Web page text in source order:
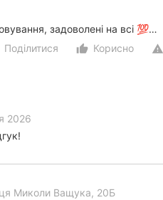
задоволені на всі 💯…
Поділитися thumb_up_alt
Корисно warning
2026
Миколи Ващука, 20Б